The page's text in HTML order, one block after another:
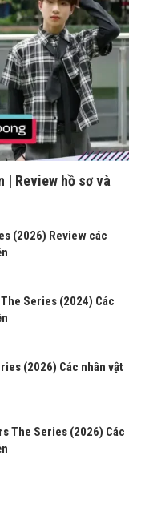
| Review hồ sơ và
(2026) Review các
Series (2024) Các
(2026) Các nhân vật
The Series (2026) Các